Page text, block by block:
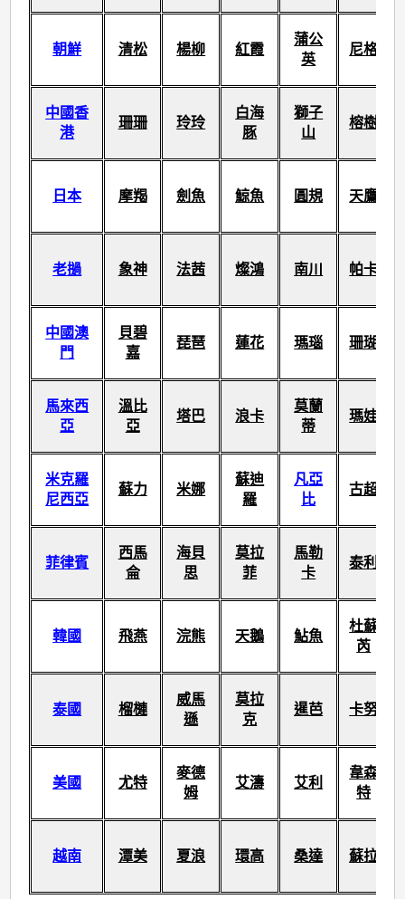
朝鮮 清松 楊柳 紅霞
蒲公
英
尼格
中國香
港
珊珊 玲玲
白海
豚
獅子
山
榕樹
日本 摩羯 劍魚 鯨魚 圓規 天鷹
老撾 象神 法茜 燦鴻 南川 帕卡
中國澳
門
貝碧
嘉
琵琶 蓮花 瑪瑙 珊瑚
馬來西
亞
溫比
亞
塔巴 浪卡
莫蘭
蒂
瑪娃
米克羅
尼西亞
蘇力 米娜
蘇迪
羅
凡亞
比
古超
菲律賓
西馬
侖
海貝
思
莫拉
菲
馬勒
卡
泰利
韓國 飛燕 浣熊 天鵝 鮎魚
杜蘇
芮
泰國 榴槤
威馬
遜
莫拉
克
暹芭 卡努
美國 尤特
麥德
姆
艾濤 艾利
韋森
特
越南 潭美 夏浪 環高 桑達 蘇拉